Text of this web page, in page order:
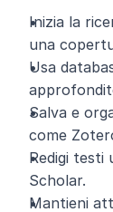
Inizia la
una
Usa
Salva e
come
Redigi testi
Scholar.
Mantieni